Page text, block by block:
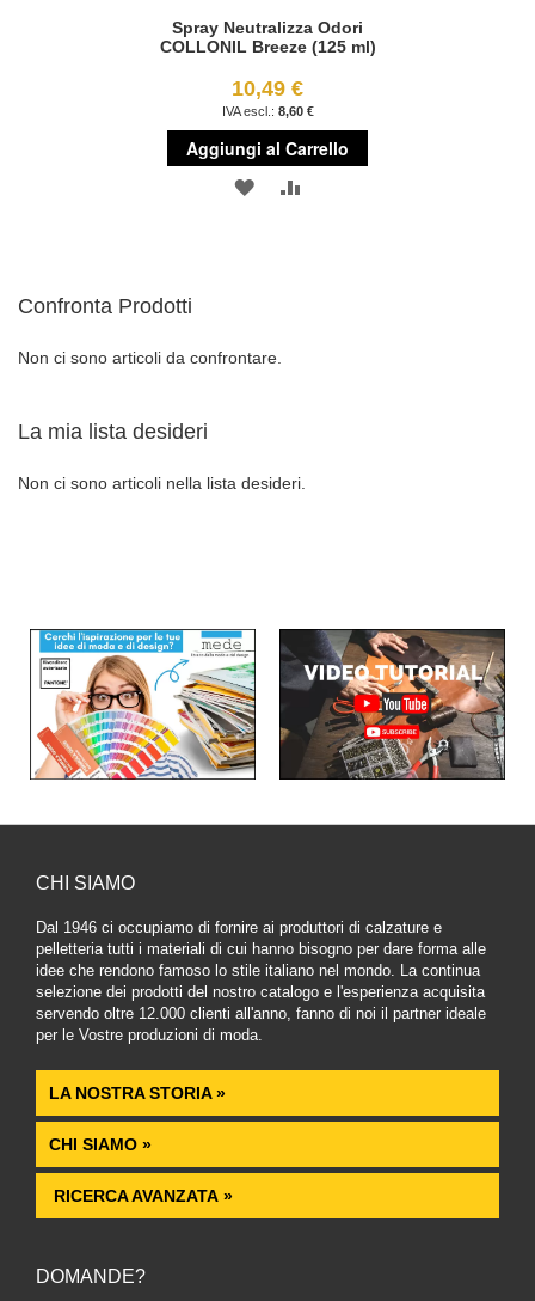
Spray Neutralizza Odori
COLLONIL Breeze (125 ml)
10,49 €
8,60 €
Aggiungi al Carrello
AGGIUNGI
Confronta Prodotti
Non ci sono articoli da confrontare.
La mia lista desideri
Non ci sono articoli nella lista desideri.
CHI SIAMO
Dal 1946 ci occupiamo di fornire ai produttori di calzature e
pelletteria tutti i materiali di cui hanno bisogno per dare forma alle
idee che rendono famoso lo stile italiano nel mondo. La continua
selezione dei prodotti del nostro catalogo e l'esperienza acquisita
servendo oltre 12.000 clienti all'anno, fanno di noi il partner ideale
per le Vostre produzioni di moda.
LA NOSTRA STORIA »
CHI SIAMO »
RICERCA AVANZATA »
DOMANDE?